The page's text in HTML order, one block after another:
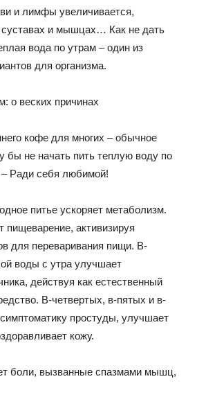
и лимфы увеличивается,
и мышцах… Как не дать
вода по утрам – один из
для организма.
о веских причинах
кофе для многих – обычное
бы не начать пить теплую воду по
– Ради себя любимой!
питье ускоряет метаболизм.
активизируя
для переваривания пищи. В-
воды с утра улучшает
действуя как естественный
В-четвертых, в-пятых и в-
простуды, улучшает
кожу.
боли, вызванные спазмами мышц,